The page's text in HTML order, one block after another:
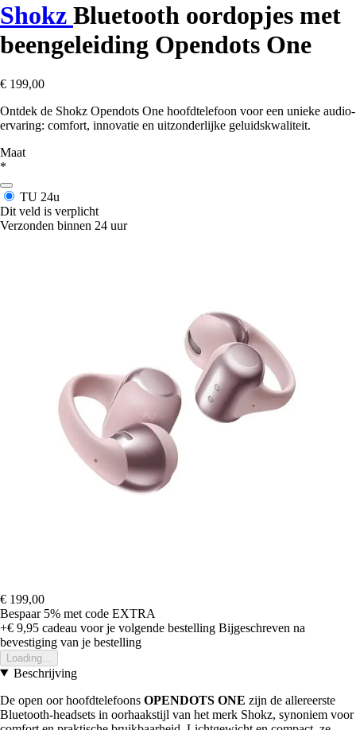
Shokz Bluetooth oordopjes met
beengeleiding Opendots One
€ 199,00
Ontdek de Shokz Opendots One hoofdtelefoon voor een unieke audio-
ervaring: comfort, innovatie en uitzonderlijke geluidskwaliteit.
Maat
*
TU 24u
Dit veld is verplicht
Verzonden binnen 24 uur
€ 199,00
Bespaar 5% met code EXTRA
+€ 9,95 cadeau voor je volgende bestelling Bijgeschreven na
bevestiging van je bestelling
Loading...
Beschrijving
De open oor hoofdtelefoons OPENDOTS ONE zijn de allereerste
Bluetooth-headsets in oorhaakstijl van het merk Shokz, synoniem voor